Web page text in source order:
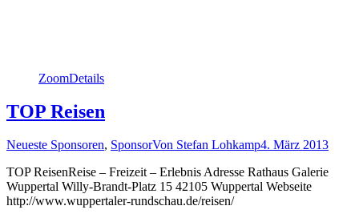
ZoomDetails
TOP Reisen
Neueste Sponsoren, SponsorVon Stefan Lohkamp4. März 2013
TOP ReisenReise – Freizeit – Erlebnis Adresse Rathaus Galerie
Wuppertal Willy-Brandt-Platz 15 42105 Wuppertal Webseite
http://www.wuppertaler-rundschau.de/reisen/